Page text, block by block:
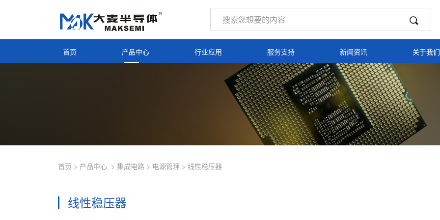
首页 产品中心 行业应用 服务支持 新闻资讯 关于我们
首页 > 产品中心> 集成电路> 电源管理 > 线性稳压器
线性稳压器